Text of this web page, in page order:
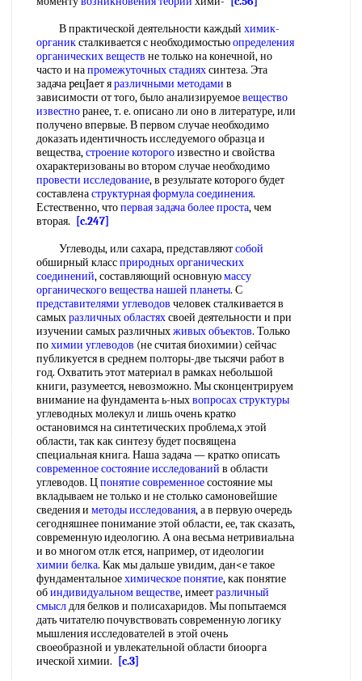
В практической деятельности каждый химик-
органиксталкивается с необходимостьюопределения
органических веществ не только на конечной, но
часто и напромежуточных стадияхсинтеза. Эта
задача peцJaeт яразличными методами в
зависимости от того, было анализируемоевещество
известноранее, т. е. описано ли оно в литературе, или
получено впервые. В первом случае необходимо
доказать идентичность исследуемого образца и
вещества,строение которогоизвестно и свойства
охарактеризованы во втором случае необходимо
провести исследование, в результате которого будет
составленаструктурная формула соединения.
Естественно, чтопервая задачаболее проста, чем
вторая.
[c.247]
Углеводы, или сахара, представляютсобой
обширный классприродных органических
соединений, составляющий основнуюмассу
органического веществанашей планеты. С
представителями углеводов человек сталкивается в
самыхразличных областяхсвоей деятельности и при
изучении самых различныхживых объектов. Только
похимии углеводов (не считая биохимии) сейчас
публикуется в среднем полторы-две тысячи работ в
год. Охватить этот материал в рамках небольшой
книги, разумеется, невозможно. Мы сконцентрируем
внимание на фундамента ь-ныхвопросах структуры
углеводных молекул и лишь очень кратко
остановимся на синтетических проблема,х этой
области, так как синтезу будет посвящена
специальная книга. Наша задача — кратко описать
современное состояние исследований в области
углеводов. Цпонятие современноесостояние мы
вкладываем не только и не столько самоновейшие
сведения и методы исследования, а в первую очередь
сегодняшнее понимание этой области, ее, так сказать,
современную идеологию. А она весьма нетривиальна
и во многом отлк ется, например, от идеологии
химии белка. Как мы дальше увидим, дан<е такое
фундаментальноехимическое понятие, как понятие
обиндивидуальном веществе, имеетразличный
смыслдля белков и полисахаридов. Мы попытаемся
дать читателю почувствовать современную логику
мышления исследователей в этой очень
своеобразной и увлекательной области биоорга
ической химии.
[c.3]